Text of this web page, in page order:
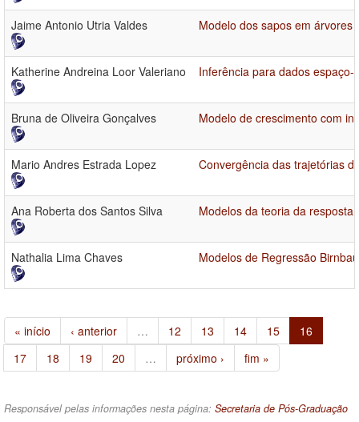
Jaime Antonio Utria Valdes Modelo dos sapos em árvores
Katherine Andreina Loor Valeriano Inferência para dados
Bruna de Oliveira Gonçalves Modelo de crescimento com
Mario Andres Estrada Lopez Convergência das trajetórias
Ana Roberta dos Santos Silva Modelos da teoria da
Nathalia Lima Chaves Modelos de Regressão
« início ‹ anterior … 12 13 14 15
16
17
18 19 20 … próximo › fim »
Responsável pelas informações nesta página: Secretaria de Pós-Graduação